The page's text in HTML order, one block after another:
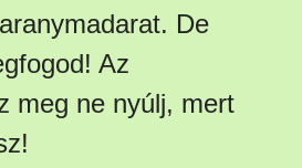
De
Az
meg ne nyúlj, mert